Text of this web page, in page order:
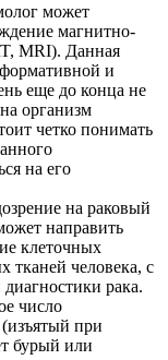
может
магнитно-
MRI). Данная
и
еще до конца не
организм
четко понимать
на его
на раковый
направить
клеточных
тканей человека, с
рака.
число
при
бурый или